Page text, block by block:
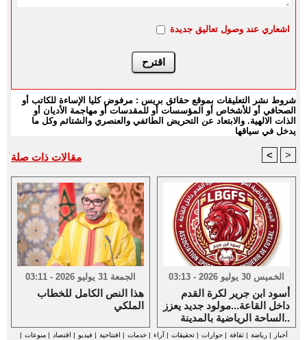
اشعاري عند وصول تعاليق جديدة
شروط نشر التعليقات بموقع حقائق بريس : مرفوض كليا الإساءة للكاتب أو
الصحافي أو للأشخاص أو المؤسسات أو للمقدسات أو مهاجمة الأديان أو
الذات الالهية. والابتعاد عن التحريض الطائفي والعنصري والشتائم وكل ما
يدخل في سياقها
مقالات ذات صلة < >
الجمعة 31 يوليو 2026 - 03:11
هذا النص الكامل للخطاب
الملكي
الخميس 30 يوليو 2026 - 03:13
أسود ابن جرير لكرة القدم
داخل القاعة...مولود جديد يعزز
الساحة الرياضية بالمدينة..
أخبار |رياضة |ثقافة |حوارات |تحقيقات | آراء |خدمات | افتتاحية | فيديو | اقتصاد |منوعات |